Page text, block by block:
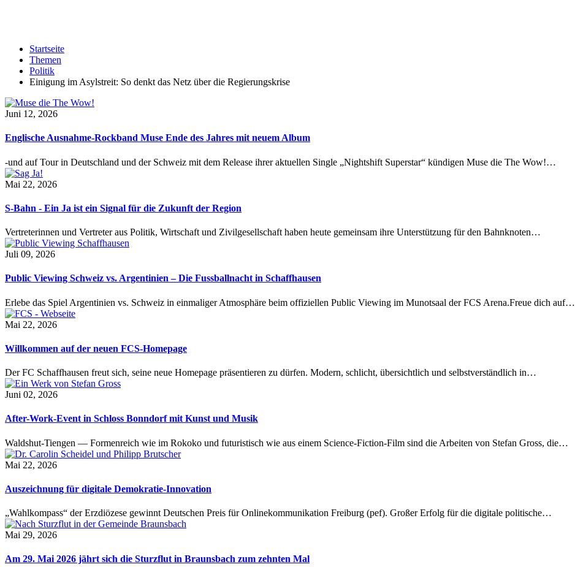
Startseite
Themen
Politik
Einigung im Asylstreit: So denkt das Netz über die Regierungskrise
Juni 12, 2026
Englische Ausnahme-Rockband Muse Ende des Jahres mit neuem Album
-und auf Tour in Deutschland und der Schweiz mit dem Release ihrer aktuellen Single „Nightshift Superstar“ kündigen Muse die The Wow!…
Mai 22, 2026
S-Bahn - Ein Ja ist ein Signal für die Zukunft der Region
Vertreterinnen und Vertreter aus Politik, Wirtschaft und Zivilgesellschaft haben heute gemeinsam ihre Unterstützung für den Bahnknoten…
Juli 09, 2026
Public Viewing Schweiz vs. Argentinien – Die Fussballnacht in Schaffhausen
Erlebe das Spiel Argentinien vs. Schweiz in einmaliger Atmosphäre beim offiziellen Public Viewing im Munotsaal der FCS Arena.Freue dich auf…
Mai 22, 2026
Willkommen auf der neuen FCS-Homepage
Der FC Schaffhausen freut sich, seine neue Homepage präsentieren zu dürfen. Modern, schlicht, übersichtlich und selbstverständlich in…
Juni 02, 2026
After-Work-Event in Schloss Bonndorf mit Kunst und Musik
Waldshut-Tiengen — Formenreich wie im Rokoko und futuristisch wie aus einem Science-Fiction-Film sind die Arbeiten von Stefan Gross, die…
Mai 22, 2026
Auszeichnung für digitale Demokratie-Innovation
„Wahlkompass“ der Erzdiözese gewinnt Deutschen Preis für Onlinekommunikation Freiburg (pef). Großer Erfolg für die digitale politische…
Mai 29, 2026
Am 29. Mai 2026 jährt sich die Sturzflut in Braunsbach zum zehnten Mal